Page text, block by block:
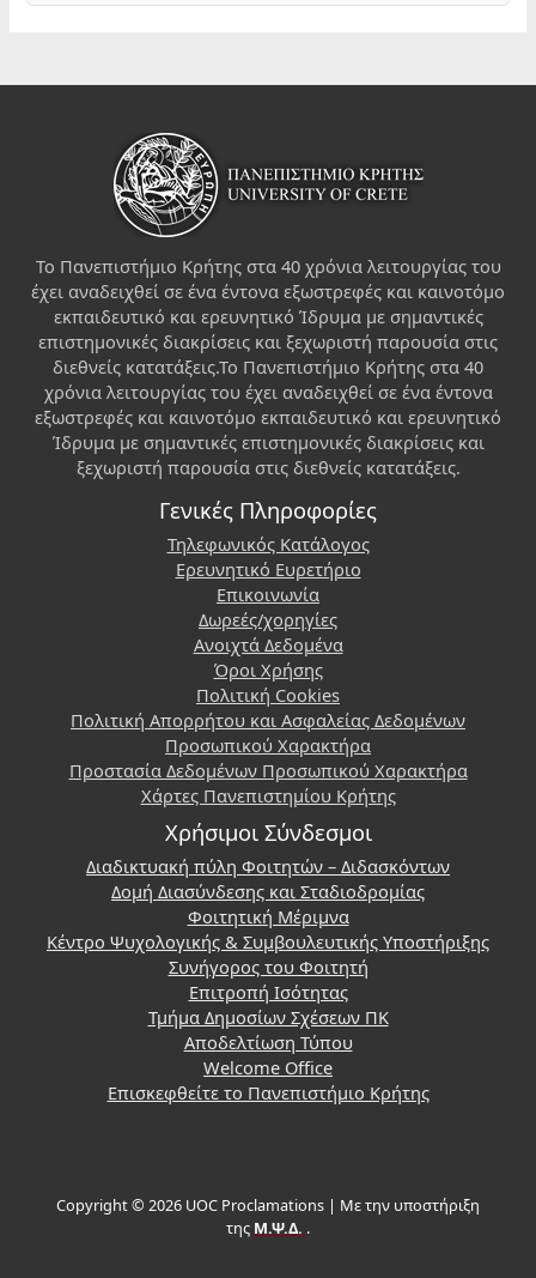
Το Πανεπιστήμιο Κρήτης στα 40 χρόνια λειτουργίας του
έχει αναδειχθεί σε ένα έντονα εξωστρεφές και καινοτόμο
εκπαιδευτικό και ερευνητικό Ίδρυμα με σημαντικές
επιστημονικές διακρίσεις και ξεχωριστή παρουσία στις
διεθνείς κατατάξεις.Το Πανεπιστήμιο Κρήτης στα 40
χρόνια λειτουργίας του έχει αναδειχθεί σε ένα έντονα
εξωστρεφές και καινοτόμο εκπαιδευτικό και ερευνητικό
Ίδρυμα με σημαντικές επιστημονικές διακρίσεις και
ξεχωριστή παρουσία στις διεθνείς κατατάξεις.
Γενικές Πληροφορίες
Τηλεφωνικός Κατάλογος
Ερευνητικό Ευρετήριο
Επικοινωνία
Δωρεές/χορηγίες
Ανοιχτά Δεδομένα
Όροι Χρήσης
Πολιτική Cookies
Πολιτική Απορρήτου και Ασφαλείας Δεδομένων
Προσωπικού Χαρακτήρα
Προστασία Δεδομένων Προσωπικού Χαρακτήρα
Χάρτες Πανεπιστημίου Κρήτης
Χρήσιμοι Σύνδεσμοι
Διαδικτυακή πύλη Φοιτητών – Διδασκόντων
Δομή Διασύνδεσης και Σταδιοδρομίας
Φοιτητική Μέριμνα
Κέντρο Ψυχολογικής & Συμβουλευτικής Υποστήριξης
Συνήγορος του Φοιτητή
Επιτροπή Ισότητας
Τμήμα Δημοσίων Σχέσεων ΠΚ
Αποδελτίωση Τύπου
Welcome Office
Επισκεφθείτε το Πανεπιστήμιο Κρήτης
Copyright © 2026 UOC Proclamations | Με την υποστήριξη
της Μ.Ψ.Δ. .